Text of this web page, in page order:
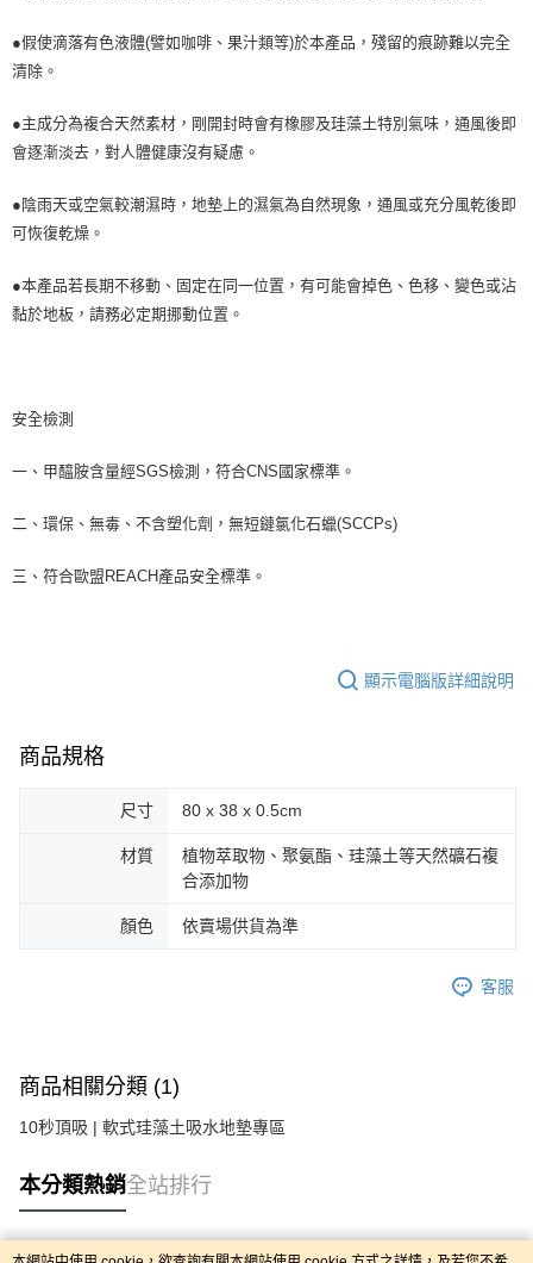
●假使滴落有色液體(譬如咖啡、果汁類等)於本產品，殘留的痕跡難以完全
清除。
●主成分為複合天然素材，剛開封時會有橡膠及珪藻土特別氣味，通風後即
會逐漸淡去，對人體健康沒有疑慮。
●陰雨天或空氣較潮濕時，地墊上的濕氣為自然現象，通風或充分風乾後即
可恢復乾燥。
●本產品若長期不移動、固定在同一位置，有可能會掉色、色移、變色或沾
黏於地板，請務必定期挪動位置。
安全檢測
一、甲醯胺含量經SGS檢測，符合CNS國家標準。
二、環保、無毒、不含塑化劑，無短鏈氯化石蠟(SCCPs)
三、符合歐盟REACH產品安全標準。
顯示電腦版詳細說明
商品規格
尺寸 80 x 38 x 0.5cm
材質
植物萃取物、聚氨酯、珪藻土等天然礦石複
合添加物
顏色 依賣場供貨為準
客服
商品相關分類 (1)
10秒頂吸 | 軟式珪藻土吸水地墊專區
本分類熱銷全站排行